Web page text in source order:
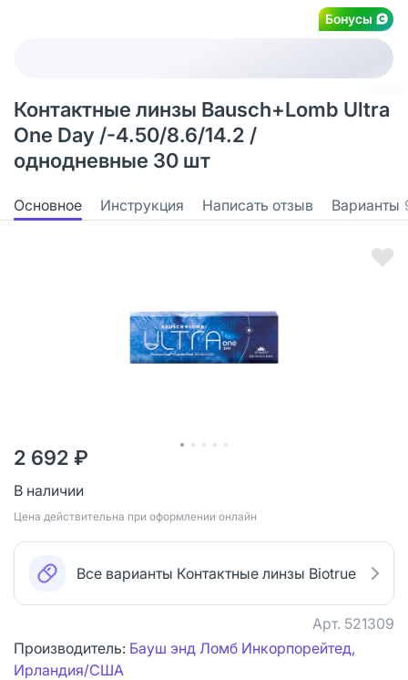
Бонусы
Контактные линзы Bausch+Lomb Ultra
One Day /-4.50/8.6/14.2 /
однодневные 30 шт
Основное Инструкция Написать отзыв Варианты
2 692 ₽
В наличии
Цена действительна при оформлении онлайн
Все варианты Контактные линзы Biotrue
Арт. 521309
Производитель: Бауш энд Ломб Инкорпорейтед,
Ирландия/США